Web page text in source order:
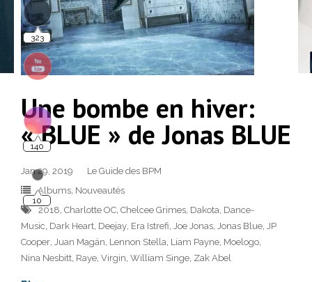
Une bombe en hiver:
« BLUE » de Jonas BLUE
Jan 29, 2019
Le Guide des BPM
Albums, Nouveautés
2018, Charlotte OC, Chelcee Grimes, Dakota, Dance-
Music, Dark Heart, Deejay, Era Istrefi, Joe Jonas, Jonas Blue, JP
Cooper, Juan Magán, Lennon Stella, Liam Payne, Moelogo,
Nina Nesbitt, Raye, Virgin, William Singe, Zak Abel
323
140
10